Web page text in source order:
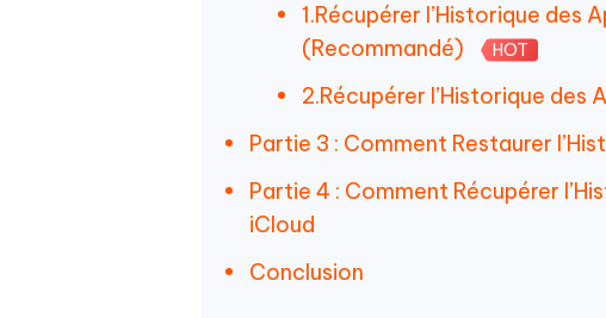
1.Récupérer l’Historique des
(Recommandé)
HOT
2.Récupérer l’Historique des
Partie 3 : Comment Restaurer
Partie 4 : Comment Récupérer
iCloud
Conclusion